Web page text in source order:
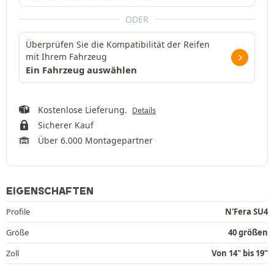
ODER
Überprüfen Sie die Kompatibilität der Reifen
mit Ihrem Fahrzeug
Ein Fahrzeug auswählen
Kostenlose Lieferung. Details
Sicherer Kauf
Über 6.000 Montagepartner
EIGENSCHAFTEN
Profile
N'Fera SU4
Größe
40 größen
Zoll
Von 14" bis 19"